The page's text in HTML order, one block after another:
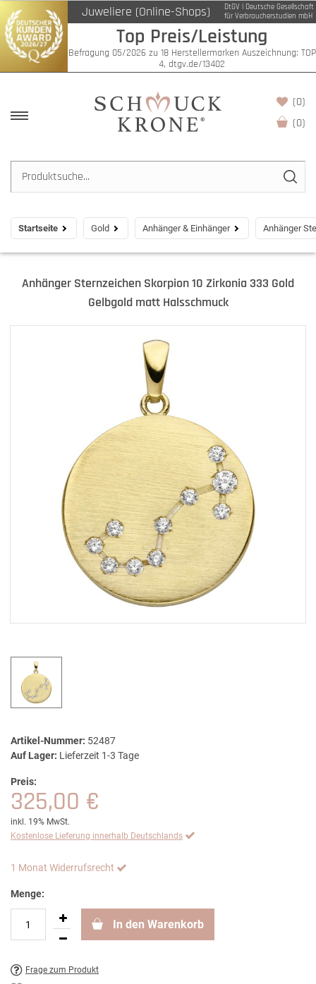
Juweliere (Online-Shops)
DtGV | Deutsche Gesellschaft
für Verbraucherstudien mbH
Top Preis/Leistung
Befragung 05/2026 zu 18 Herstellermarken Auszeichnung: TOP
4, dtgv.de/13402
(0)
(0)
Startseite Gold Anhänger & Einhänger Anhänger
Anhänger Sternzeichen Skorpion 10 Zirkonia 333 Gold
Gelbgold matt Halsschmuck
Artikel-Nummer: 52487
Auf Lager: Lieferzeit 1-3 Tage
Preis:
325,00 €
inkl. 19% MwSt.
Kostenlose Lieferung innerhalb Deutschlands
1 Monat Widerrufsrecht
Menge:
In den Warenkorb
Frage zum Produkt